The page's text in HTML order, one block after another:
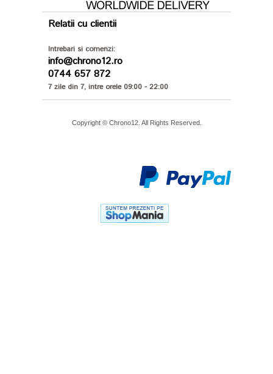
Relatii cu clientii
Intrebari si comenzi:
info@chrono12.ro
0744 657 872
7 zile din 7, intre orele 09:00 - 22:00
Copyright © Chrono12. All Rights Reserved.